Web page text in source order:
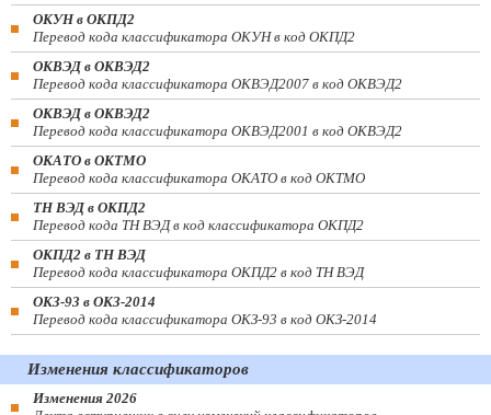
ОКУН в ОКПД2
Перевод кода классификатора ОКУН в код ОКПД2
ОКВЭД в ОКВЭД2
Перевод кода классификатора ОКВЭД2007 в код ОКВЭД2
ОКВЭД в ОКВЭД2
Перевод кода классификатора ОКВЭД2001 в код ОКВЭД2
ОКАТО в ОКТМО
Перевод кода классификатора ОКАТО в код ОКТМО
ТН ВЭД в ОКПД2
Перевод кода ТН ВЭД в код классификатора ОКПД2
ОКПД2 в ТН ВЭД
Перевод кода классификатора ОКПД2 в код ТН ВЭД
ОКЗ-93 в ОКЗ-2014
Перевод кода классификатора ОКЗ-93 в код ОКЗ-2014
Изменения классификаторов
Изменения 2026